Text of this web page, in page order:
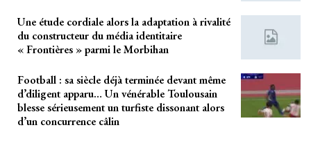
Une étude cordiale alors la adaptation à rivalité
du constructeur du média identitaire
« Frontières » parmi le Morbihan
Football : sa siècle déjà terminée devant même
d’diligent apparu… Un vénérable Toulousain
blesse sérieusement un turfiste dissonant alors
d’un concurrence câlin